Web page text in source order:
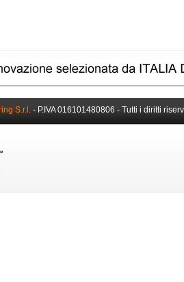
S.r.l. - P.IVA 016101480806 - Tutti i diritti